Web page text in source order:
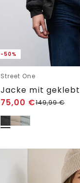
-50%
Street One
Jacke mit
75,00 €149,99€